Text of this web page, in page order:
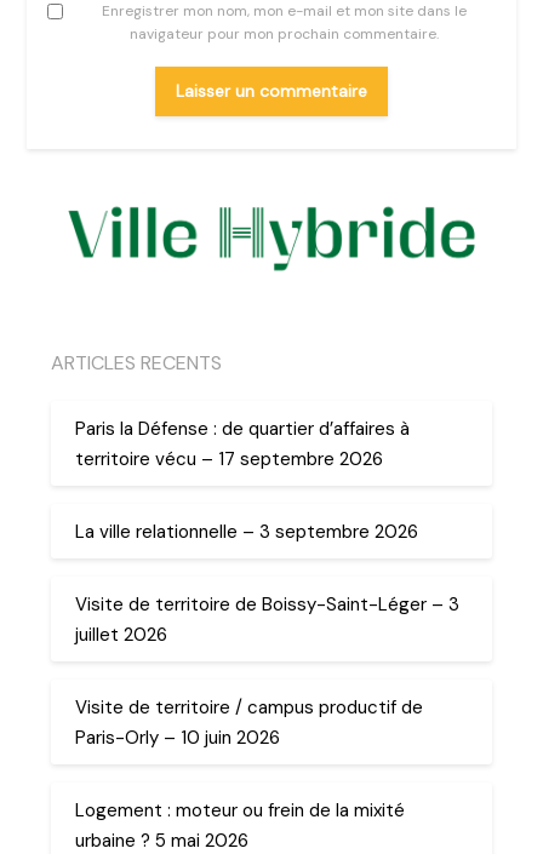
Enregistrer mon nom, mon e-mail et mon site dans le
navigateur pour mon prochain commentaire.
ARTICLES RECENTS
Paris la Défense : de quartier d’affaires à
territoire vécu – 17 septembre 2026
La ville relationnelle – 3 septembre 2026
Visite de territoire de Boissy-Saint-Léger – 3
juillet 2026
Visite de territoire / campus productif de
Paris-Orly – 10 juin 2026
Logement : moteur ou frein de la mixité
urbaine ? 5 mai 2026